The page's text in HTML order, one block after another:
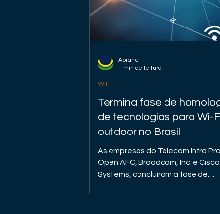
Termina fase de
de tecnologias para Wi-
outdoor no Brasil
As empresas do Telecom Infra
Open AFC, Broadcom, Inc. e Cisco
Systems, concluíram a fase de
WiFi
Abranet
1 min de leitura